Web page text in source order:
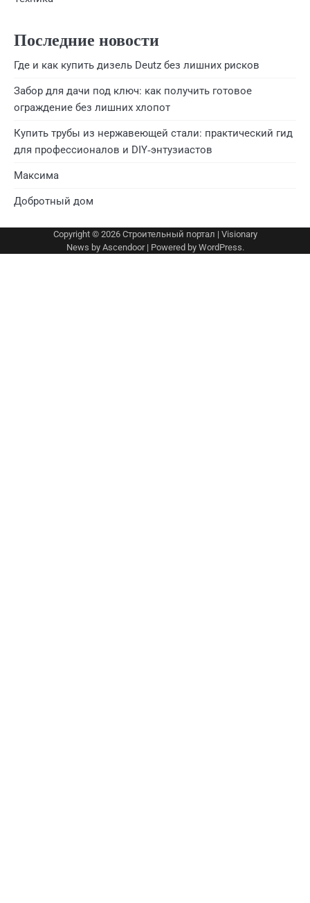
Последние новости
Где и как купить дизель Deutz без лишних рисков
Забор для дачи под ключ: как получить готовое
ограждение без лишних хлопот
Купить трубы из нержавеющей стали: практический гид
для профессионалов и DIY‑энтузиастов
Максима
Добротный дом
Copyright © 2026 Строительный портал | Visionary
News by Ascendoor| Powered by WordPress.